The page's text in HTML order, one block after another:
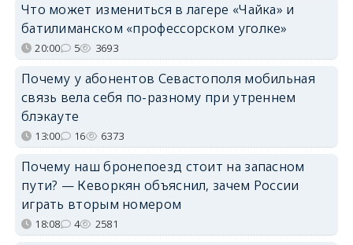
Что может измениться в лагере «Чайка» и
батилиманском «профессорском уголке»
20:00 5 3693
Почему у абонентов Севастополя мобильная
связь вела себя по-разному при утреннем
блэкауте
13:00 16 6373
Почему наш бронепоезд стоит на запасном
пути? — Кеворкян объяснил, зачем России
играть вторым номером
18:08 4 2581